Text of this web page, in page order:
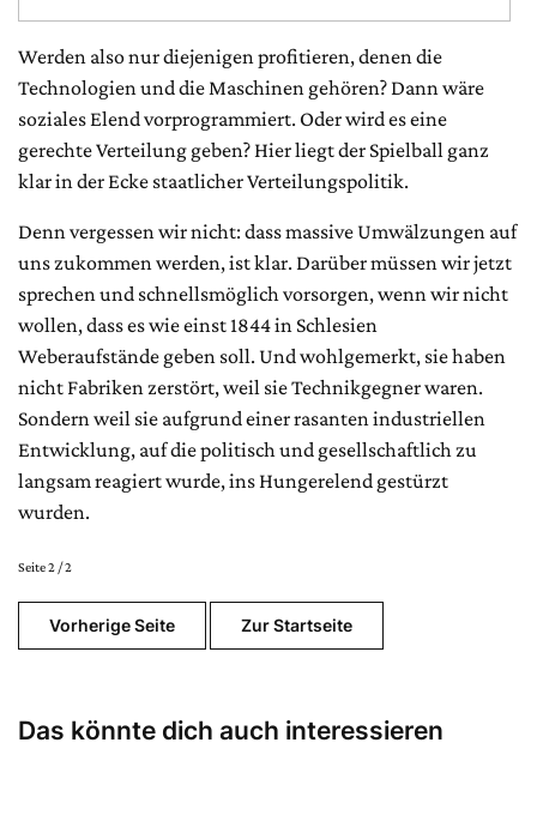
Werden also nur diejenigen profitieren, denen die
Technologien und die Maschinen gehören? Dann wäre
soziales Elend vorprogrammiert. Oder wird es eine
gerechte Verteilung geben? Hier liegt der Spielball ganz
klar in der Ecke staatlicher Verteilungspolitik.
Denn vergessen wir nicht: dass massive Umwälzungen auf
uns zukommen werden, ist klar. Darüber müssen wir jetzt
sprechen und schnellsmöglich vorsorgen, wenn wir nicht
wollen, dass es wie einst 1844 in Schlesien
Weberaufstände geben soll. Und wohlgemerkt, sie haben
nicht Fabriken zerstört, weil sie Technikgegner waren.
Sondern weil sie aufgrund einer rasanten industriellen
Entwicklung, auf die politisch und gesellschaftlich zu
langsam reagiert wurde, ins Hungerelend gestürzt
wurden.
Seite 2 / 2
Vorherige Seite Zur Startseite
Das könnte dich auch interessieren